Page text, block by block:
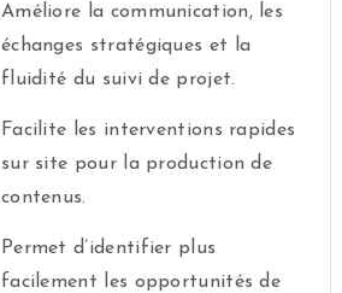
Améliore la communication, les
échanges stratégiques et la
fluidité du suivi de projet.
Facilite les interventions rapides
sur site pour la production de
contenus.
Permet d’identifier plus
facilement les opportunités de